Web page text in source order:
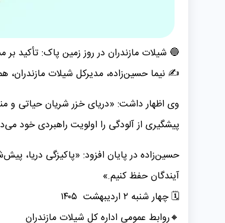
🔵 شیلات مازندران در روز زمین پاک: تأکید
✍️ نیما حسین‌زاده، مدیرکل شیلات مازندران،
وی اظهار داشت: «دریای خزر شریان حیاتی و
پیشگیری از آلودگی را اولویت راهبردی خود
حسین‌زاده در پایان افزود: «پاکیزگی دریا،
آیندگان حفظ کنیم.»
🗓 چهار شنبه ۲ اردیبهشت ۱۴۰۵
️🔸️روابط عمومی اداره کل شیلات مازندران